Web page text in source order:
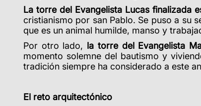
La torre del Evangelista Lucas finalizada
cristianismo por san Pablo. Se puso a su
que es un animal humilde, manso y
Por otro lado, la torre del Evangelista
momento solemne del bautismo y
tradición siempre ha considerado a este
El reto arquitectónico